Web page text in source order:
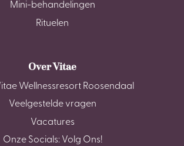
Mini-behandelingen
Rituelen
Over Vitae
Wellnessresort Roosendaal
Veelgestelde vragen
Vacatures
Onze Socials: Volg Ons!